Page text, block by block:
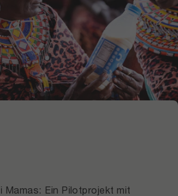
Mamas: Ein Pilotprojekt mit